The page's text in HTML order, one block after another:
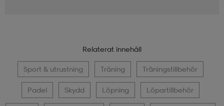
Relaterat innehåll
Sport & utrustning Träning Träningstillbehör
Padel Skydd Löpning Löpartillbehör